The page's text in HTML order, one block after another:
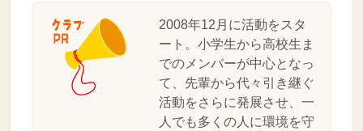
2008年12月に活動をスタ
ート。小学生から高校生ま
でのメンバーが中心となっ
て、先輩から代々引き継ぐ
活動をさらに発展させ、一
人でも多くの人に環境を守